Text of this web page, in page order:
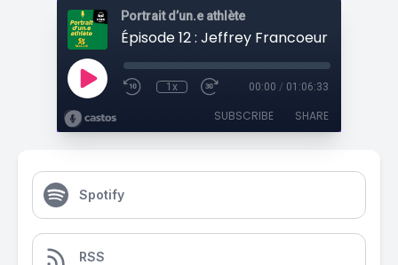
Portrait d’un.e athlète
1x 00:00 / 01:06:33
SUBSCRIBE SHARE
Spotify
RSS